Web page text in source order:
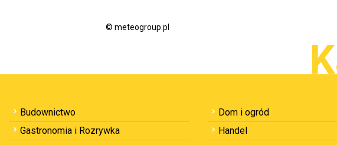
© meteogroup.pl
Budownictwo Dom i ogród
Gastronomia i Rozrywka
Handel